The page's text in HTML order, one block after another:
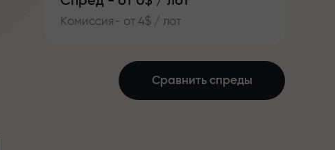
Комиссия- от 4$ / лот
Сравнить спреды